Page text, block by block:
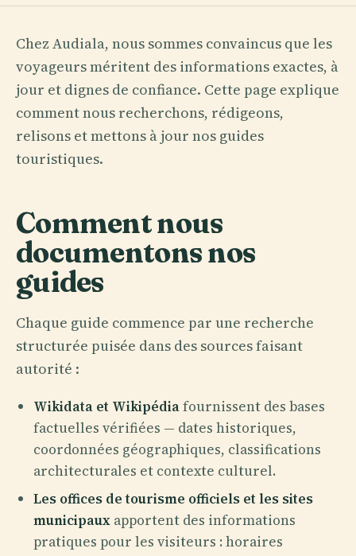
Chez Audiala, nous sommes convaincus que les
voyageurs méritent des informations exactes, à
jour et dignes de confiance. Cette page explique
comment nous recherchons, rédigeons,
relisons et mettons à jour nos guides
touristiques.
Comment nous
documentons nos
guides
Chaque guide commence par une recherche
structurée puisée dans des sources faisant
autorité :
Wikidata et Wikipédiafournissent des bases
factuelles vérifiées — dates historiques,
coordonnées géographiques, classifications
architecturales et contexte culturel.
Les offices de tourisme officiels et les sites
municipaux apportent des informations
pratiques pour les visiteurs : horaires